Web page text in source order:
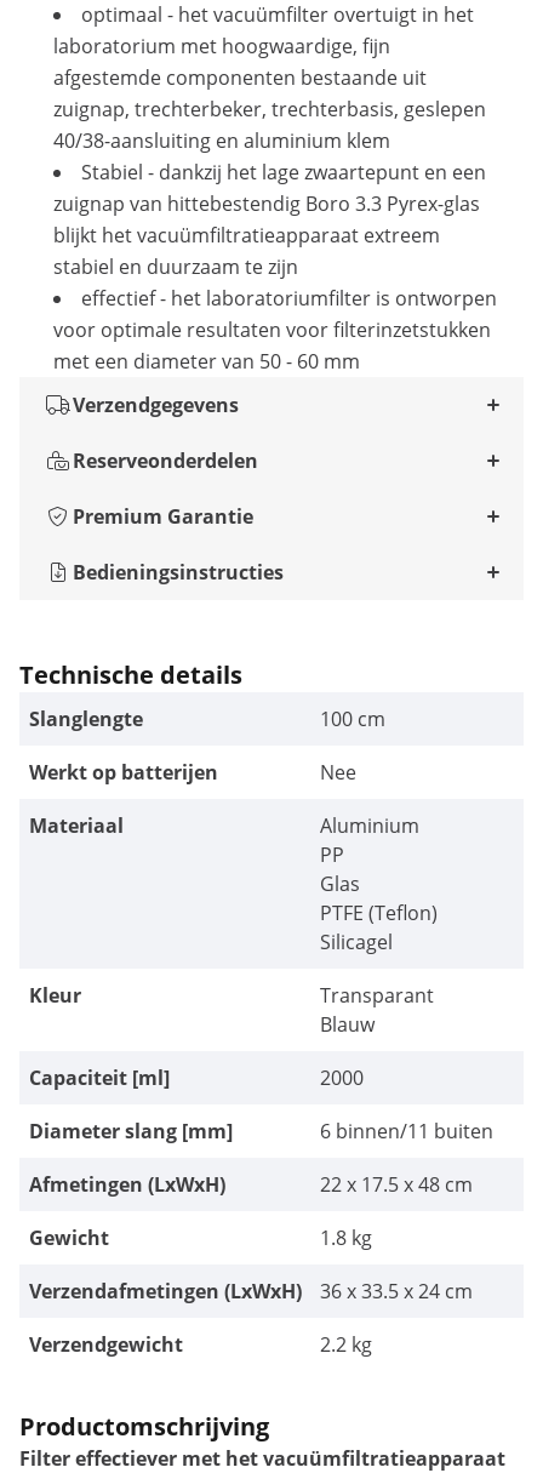
optimaal - het vacuümfilter overtuigt in het
laboratorium met hoogwaardige, fijn
afgestemde componenten bestaande uit
zuignap, trechterbeker, trechterbasis, geslepen
40/38-aansluiting en aluminium klem
Stabiel - dankzij het lage zwaartepunt en een
zuignap van hittebestendig Boro 3.3 Pyrex-glas
blijkt het vacuümfiltratieapparaat extreem
stabiel en duurzaam te zijn
effectief - het laboratoriumfilter is ontworpen
voor optimale resultaten voor filterinzetstukken
met een diameter van 50 - 60 mm
Verzendgegevens
Reserveonderdelen
Premium Garantie
Bedieningsinstructies
Technische details
Slanglengte
100 cm
Werkt op batterijen
Nee
Materiaal
Aluminium
PP
Glas
PTFE (Teflon)
Silicagel
Kleur
Transparant
Blauw
Capaciteit [ml]
2000
Diameter slang [mm]
6 binnen/11 buiten
Afmetingen (LxWxH)
22 x 17.5 x 48 cm
Gewicht
1.8 kg
Verzendafmetingen (LxWxH)
36 x 33.5 x 24 cm
Verzendgewicht
2.2 kg
Productomschrijving
Filter effectiever met het vacuümfiltratieapparaat